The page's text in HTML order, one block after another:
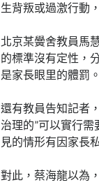
生背叛或過激行動
北京某黌舍教員馬
的標準沒有定性，
是家長眼里的體罰
還有教員告知記者
治理的”可以實行
見的情形有因家長
對此，蔡海龍以為